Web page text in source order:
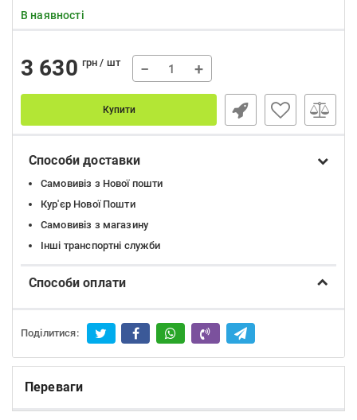
В наявності
3 630 грн / шт − +
Купити
Способи доставки
Самовивіз з Нової пошти
Кур'єр Нової Пошти
Самовивіз з магазину
Інші транспортні служби
Способи оплати
Поділитися:
Переваги